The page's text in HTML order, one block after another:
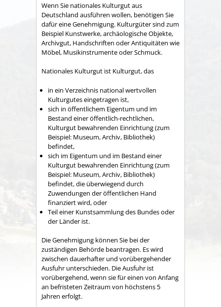
Wenn Sie nationales Kulturgut aus
Deutschland ausführen wollen, benötigen Sie
dafür eine Genehmigung. Kulturgüter sind zum
Beispiel Kunstwerke, archäologische Objekte,
Archivgut, Handschriften oder Antiquitäten wie
Möbel, Musikinstrumente oder Schmuck.
Nationales Kulturgut ist Kulturgut, das
in ein Verzeichnis national wertvollen
Kulturgutes eingetragen ist,
sich in öffentlichem Eigentum und im
Bestand einer öffentlich-rechtlichen,
Kulturgut bewahrenden Einrichtung (zum
Beispiel: Museum, Archiv, Bibliothek)
befindet,
sich im Eigentum und im Bestand einer
Kulturgut bewahrenden Einrichtung (zum
Beispiel: Museum, Archiv, Bibliothek)
befindet, die überwiegend durch
Zuwendungen der öffentlichen Hand
finanziert wird, oder
Teil einer Kunstsammlung des Bundes oder
der Länder ist.
Die Genehmigung können Sie bei der
zuständigen Behörde beantragen. Es wird
zwischen dauerhafter und vorübergehender
Ausfuhr unterschieden. Die Ausfuhr ist
vorübergehend, wenn sie für einen von Anfang
an befristeten Zeitraum von höchstens 5
Jahren erfolgt.